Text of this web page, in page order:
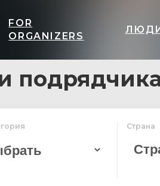
FOR
ORGANIZERS
Страна